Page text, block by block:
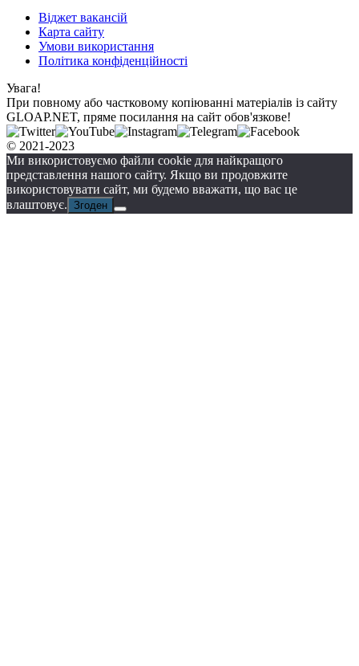
Віджет вакансій
Карта сайту
Умови використання
Політика конфіденційності
Увага!
При повному або частковому копіюванні матеріалів із сайту
GLOAP.NET, пряме посилання на сайт обов'язкове!
© 2021-2023
Ми використовуємо файли cookie для найкращого
представлення нашого сайту. Якщо ви продовжите
використовувати сайт, ми будемо вважати, що вас це
влаштовує. Згоден